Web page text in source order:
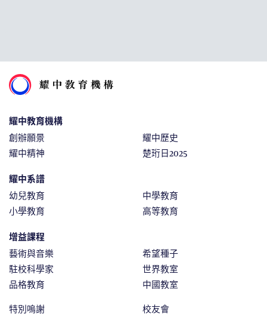
耀中教育機構
創辦願景
耀中精神
耀中歷史
楚珩日2025
耀中系譜
幼兒教育
小學教育
中學教育
高等教育
增益課程
藝術與音樂
駐校科學家
品格教育
希望種子
世界教室
中國教室
特別嗚謝 校友會